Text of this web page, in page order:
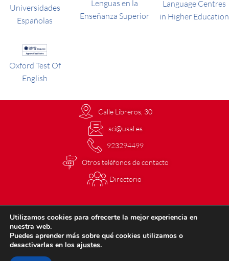
Universidades
Españolas
Lenguas en la
Enseñanza Superior
Language Centres
in Higher Education
Oxford Test Of
English
Calle Libreros, 30
sci@usal.es
923294499
Otros teléfonos de contacto
Directorio
©2024 – Servicio Central de Idiomas y Departamento de Sistemas de la
Fundación General de la Universidad de Salamanca
Buzón de quejas y sugerencias
Utilizamos cookies para ofrecerte la mejor experiencia en
nuestra web.
Puedes aprender más sobre qué cookies utilizamos o
desactivarlas en los ajustes.